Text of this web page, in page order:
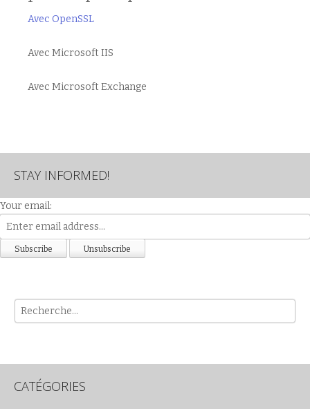
Avec OpenSSL
Avec Microsoft IIS
Avec Microsoft Exchange
STAY INFORMED!
Your email:
Rech
CATÉGORIES